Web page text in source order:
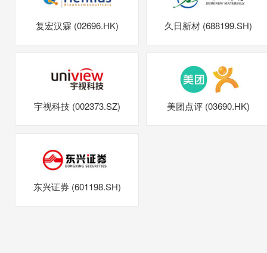
复宏汉霖 (02696.HK) 久日新材 (688199.SH)
宇视科技 (002373.SZ) 美团点评 (03690.HK)
东兴证券 (601198.SH)